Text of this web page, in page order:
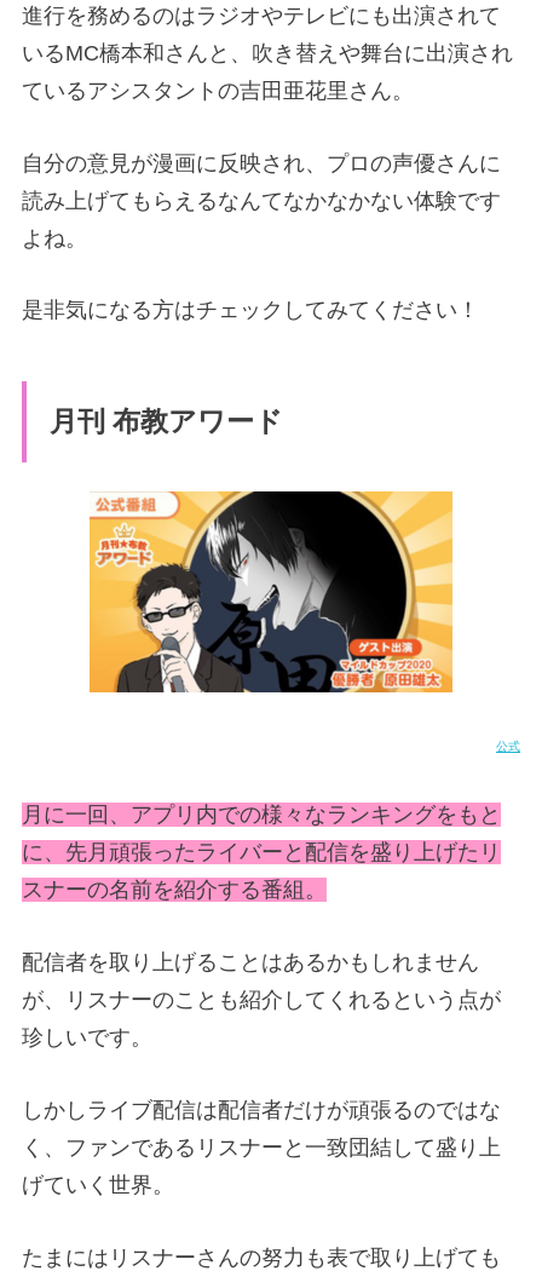
進行を務めるのはラジオやテレビにも出演されて
いるMC橋本和さんと、吹き替えや舞台に出演され
ているアシスタントの吉田亜花里さん。
自分の意見が漫画に反映され、プロの声優さんに
読み上げてもらえるなんてなかなかない体験です
よね。
是非気になる方はチェックしてみてください！
月刊 布教アワード
公式
月に一回、アプリ内での様々なランキングをもと
に、先月頑張ったライバーと配信を盛り上げたリ
スナーの名前を紹介する番組。
配信者を取り上げることはあるかもしれません
が、リスナーのことも紹介してくれるという点が
珍しいです。
しかしライブ配信は配信者だけが頑張るのではな
く、ファンであるリスナーと一致団結して盛り上
げていく世界。
たまにはリスナーさんの努力も表で取り上げても